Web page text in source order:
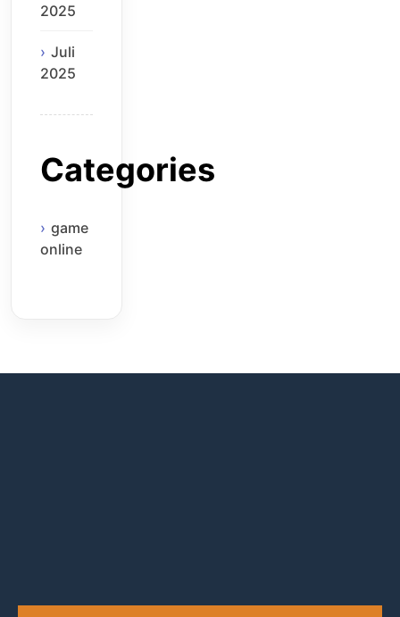
2025
Juli
2025
Categories
game
online